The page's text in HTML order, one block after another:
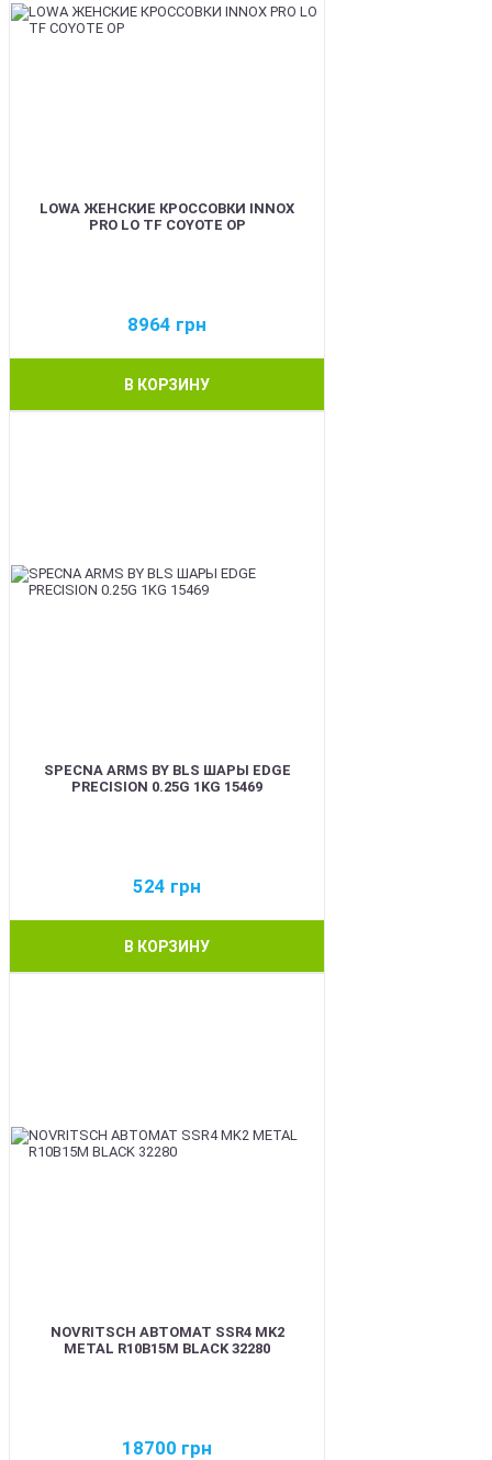
LOWA ЖЕНСКИЕ КРОССОВКИ INNOX
PRO LO TF COYOTE OP
8964 грн
В КОРЗИНУ
SPECNA ARMS BY BLS ШАРЫ EDGE
PRECISION 0.25G 1KG 15469
524 грн
В КОРЗИНУ
NOVRITSCH АВТОМАТ SSR4 MK2
METAL R10B15M BLACK 32280
18700 грн